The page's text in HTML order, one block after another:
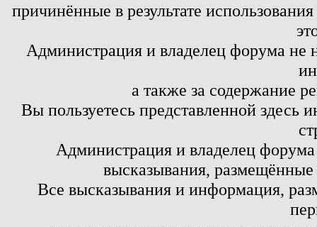
причинённые в результате
Администрация и владелец форума не
а также за содержание
Вы пользуетесь представленной здесь
Администрация и владелец
высказывания,
Все высказывания и информация,